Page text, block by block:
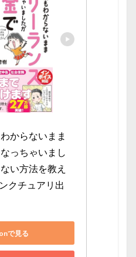
からないまま
っちゃいまし
い方法を教え
クチュアリ出
で見る